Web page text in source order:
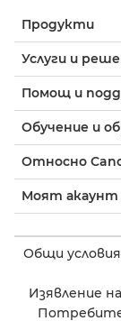
Продукти
Услуги и
Помощ и
Обучение и
Относно
Моят акаунт
Общи условия
Изявление